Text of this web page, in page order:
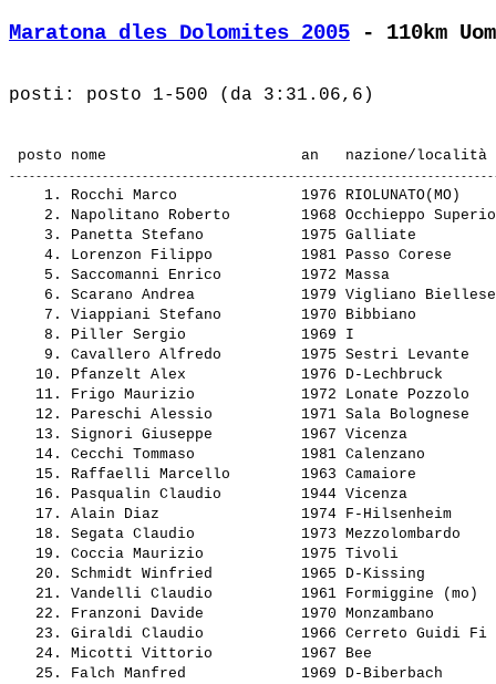
Maratona dles Dolomites 2005 - 110km
    1.
Rocchi Marco
1976
    2.
Napolitano Roberto
1968 Occhieppo
    3.
Panetta Stefano
1975 Galliate
    4.
Lorenzon Filippo
1981 Passo Corese
    5.
Saccomanni Enrico
1972 Massa
    6.
Scarano Andrea
1979 Vigliano
    7.
Viappiani Stefano
1970 Bibbiano
    8.
Piller Sergio
1969 I
    9.
Cavallero Alfredo
1975 Sestri
   10.
Pfanzelt Alex
1976 D-Lechbruck
   11.
Frigo Maurizio
1972 Lonate
   12.
Pareschi Alessio
1971 Sala
   13.
Signori Giuseppe
1967 Vicenza
   14.
Cecchi Tommaso
1981 Calenzano
   15.
Raffaelli Marcello
1963 Camaiore
   16.
Pasqualin Claudio
1944 Vicenza
   17.
Alain Diaz
1974 F-
   18.
Segata Claudio
1973
   19.
Coccia Maurizio
1975 Tivoli
   20.
Schmidt Winfried
1965 D-Kissing
   21.
Vandelli Claudio
1961 Formiggine
   22.
Franzoni Davide
1970 Monzambano
   23.
Giraldi Claudio
1966 Cerreto Guidi
   24.
Micotti Vittorio
1967 Bee
   25.
Falch Manfred
1969 D-Biberbach